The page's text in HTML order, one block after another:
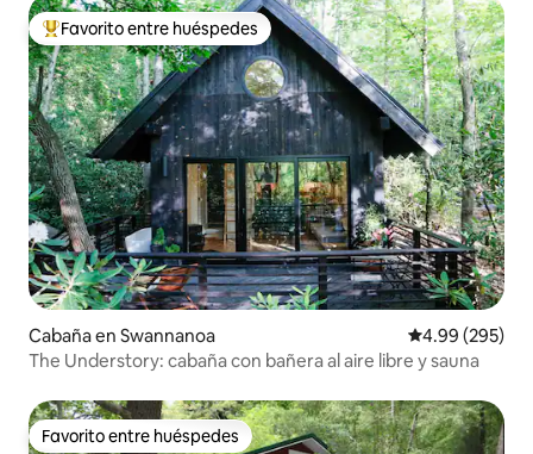
De los mejores en Favorito entre huéspedes
Favorito entre huéspedes
Cabaña en Swannanoa Calificación
4.99 (295)
The Understory: cabaña con bañera al aire libre y sauna
Favorito entre huéspedes
Favorito entre huéspedes